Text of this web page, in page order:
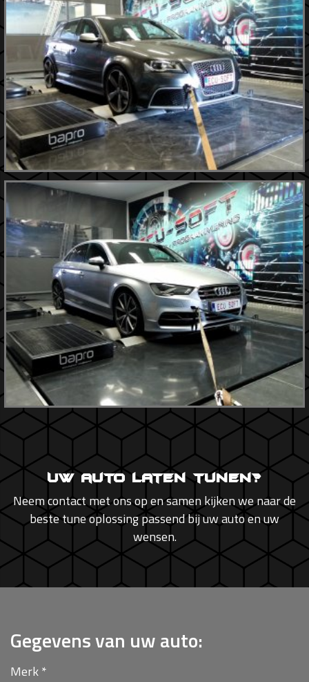
Uw auto laten tunen?
Neem contact met ons op en samen kijken we naar de
beste tune oplossing passend bij uw auto en uw
wensen.
Gegevens van uw auto:
Merk*